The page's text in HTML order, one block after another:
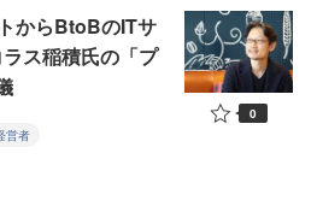
からBtoBのITサ
ス稲積氏の「プ
営者
0